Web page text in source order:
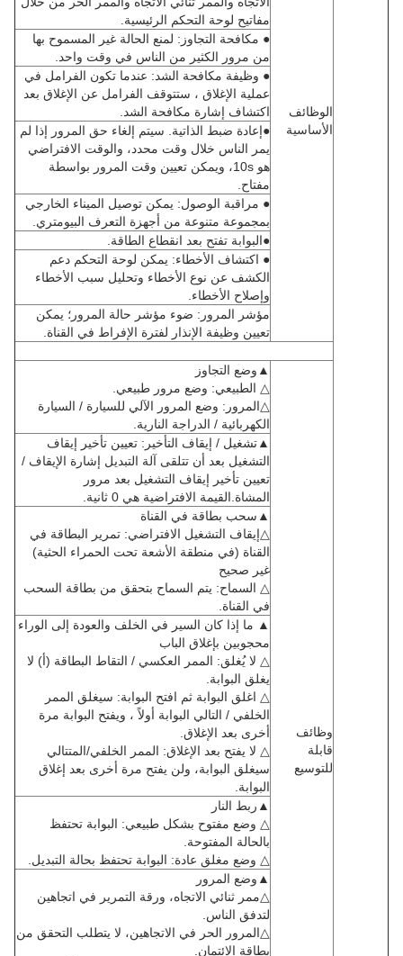
الوظائف
الأساسية
مفاتيح لوحة التحكم الرئيسية.
● مكافحة التجاوز: لمنع الحالة غير المسموح بها
من مرور الكثير من الناس في وقت واحد.
● وظيفة مكافحة الشد: عندما تكون الفرامل في
عملية الإغلاق ، ستتوقف الفرامل عن الإغلاق بعد
اكتشاف إشارة مكافحة الشد.
●إعادة ضبط الذاتية. سيتم إلغاء حق المرور إذا لم
يمر الناس خلال وقت محدد، والوقت الافتراضي
هو 10s، ويمكن تعيين وقت المرور بواسطة
مفتاح.
● مراقبة الوصول: يمكن توصيل الميناء الخارجي
بمجموعة متنوعة من أجهزة التعرف البيومتري.
●البوابة تفتح بعد انقطاع الطاقة.
● اكتشاف الأخطاء: يمكن لوحة التحكم دعم
الكشف عن نوع الأخطاء وتحليل سبب الأخطاء
وإصلاح الأخطاء.
مؤشر المرور: ضوء مؤشر حالة المرور؛ يمكن
تعيين وظيفة الإنذار لفترة الإفراط في القناة.
وظائف
قابلة
للتوسيع
▲وضع التجاوز
△ الطبيعي: وضع مرور طبيعي.
△المرور: وضع المرور الآلي للسيارة / السيارة
الكهربائية / الدراجة النارية.
▲تشغيل / إيقاف التأخير: تعيين تأخير إيقاف
التشغيل بعد أن تتلقى آلة التبديل إشارة الإيقاف /
تعيين تأخير إيقاف التشغيل بعد مرور
المشاة.القيمة الافتراضية هي 0 ثانية.
▲سحب بطاقة في القناة
△إيقاف التشغيل الافتراضي: تمرير البطاقة في
القناة (في منطقة الأشعة تحت الحمراء الحثية)
غير صحيح
△ السماح: يتم السماح بتحقق من بطاقة السحب
في القناة.
▲ ما إذا كان السير في الخلف والعودة إلى الوراء
محجوبين بإغلاق الباب
△ لا يُغلق: الممر العكسي / التقاط البطاقة (أ) لا
يغلق البوابة.
△ اغلق البوابة ثم افتح البوابة: سيغلق الممر
الخلفي / التالي البوابة أولاً ، ويفتح البوابة مرة
أخرى بعد الإغلاق.
△ لا يفتح بعد الإغلاق: الممر الخلفي/المتتالي
سيغلق البوابة، ولن يفتح مرة أخرى بعد إغلاق
البوابة.
▲ربط النار
△ وضع مفتوح بشكل طبيعي: البوابة تحتفظ
بالحالة المفتوحة.
△ وضع مغلق عادة: البوابة تحتفظ بحالة التبديل.
▲وضع المرور
△ممر ثنائي الاتجاه، ورقة التمرير في اتجاهين
لتدفق الناس.
△المرور الحر في الاتجاهين، لا يتطلب التحقق من
بطاقة الائتمان.